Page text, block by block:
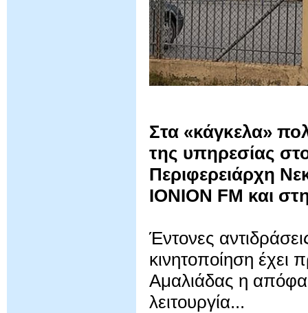
Στα «κάγκελα»
της υπηρεσίας
Περιφερειάρχη
IONION FM και
Έντονες
κινητοποίηση έχει
Αμαλιάδας η
λειτουργία...